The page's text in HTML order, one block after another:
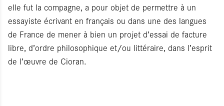
elle fut la compagne, a pour objet de permettre à un
essayiste écrivant en français ou dans une des langues
de France de mener à bien un projet d’essai de facture
libre, d’ordre philosophique et/ou littéraire, dans l’esprit
de l’œuvre de Cioran.